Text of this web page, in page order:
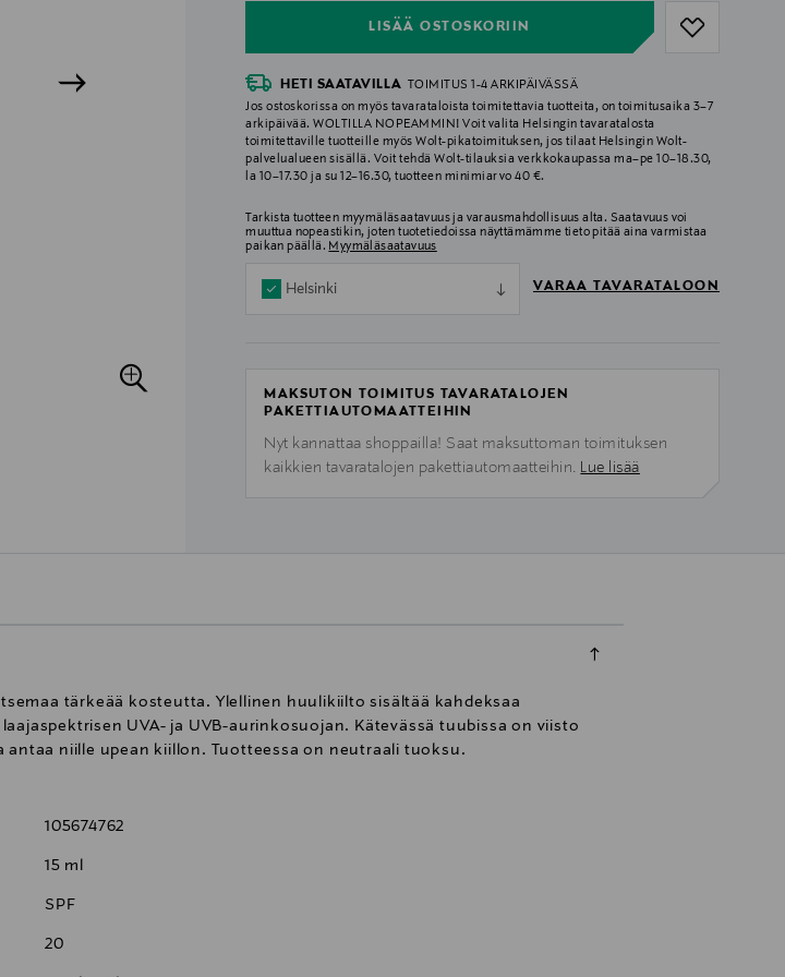
LISÄÄ OSTOSKORIIN
HETI SAATAVILLA
TOIMITUS 1-4 ARKIPÄIVÄSSÄ
Jos ostoskorissa on myös tavarataloista toimitettavia tuotteita, on toimitusaika 3–7
arkipäivää. WOLTILLA NOPEAMMIN! Voit valita Helsingin tavaratalosta
toimitettaville tuotteille myös Wolt-pikatoimituksen, jos tilaat Helsingin Wolt-
palvelualueen sisällä. Voit tehdä Wolt-tilauksia verkkokaupassa ma–pe 10–18.30,
la 10–17.30 ja su 12–16.30, tuotteen minimiarvo 40 €.
Tarkista tuotteen myymäläsaatavuus ja varausmahdollisuus alta. Saatavuus voi
muuttua nopeastikin, joten tuotetiedoissa näyttämämme tieto pitää aina varmistaa
paikan päällä. Myymäläsaatavuus
Helsinki VARAA TAVARATALOON
MAKSUTON TOIMITUS TAVARATALOJEN
PAKETTIAUTOMAATTEIHIN
Nyt kannattaa shoppailla! Saat maksuttoman toimituksen
kaikkien tavaratalojen pakettiautomaatteihin. Lue lisää
tärkeää kosteutta. Ylellinen huulikiilto sisältää kahdeksaa
UVA- ja UVB-aurinkosuojan. Kätevässä tuubissa on viisto
antaa niille upean kiillon. Tuotteessa on neutraali tuoksu.
105674762
15 ml
SPF
20